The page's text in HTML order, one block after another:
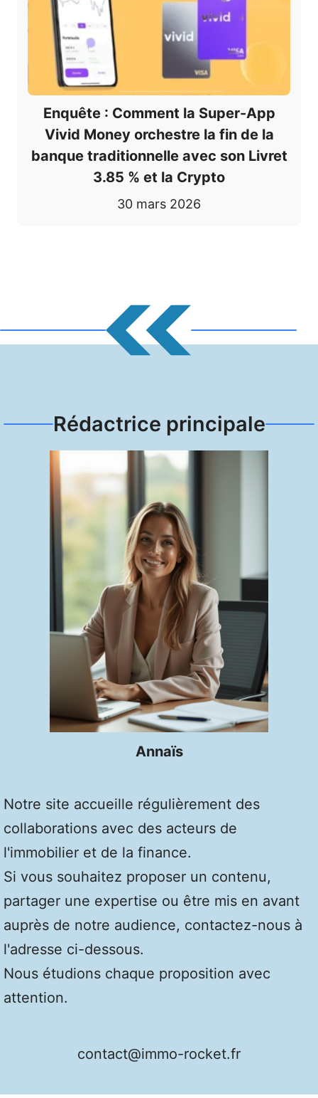
Enquête : Comment la Super-App
Vivid Money orchestre la fin de la
banque traditionnelle avec son Livret
3.85 % et la Crypto
30 mars 2026
Rédactrice principale
Annaïs
Notre site accueille régulièrement des
collaborations avec des acteurs de
l'immobilier et de la finance.
Si vous souhaitez proposer un contenu,
partager une expertise ou être mis en avant
auprès de notre audience, contactez-nous à
l'adresse ci-dessous.
Nous étudions chaque proposition avec
attention.
contact@immo-rocket.fr